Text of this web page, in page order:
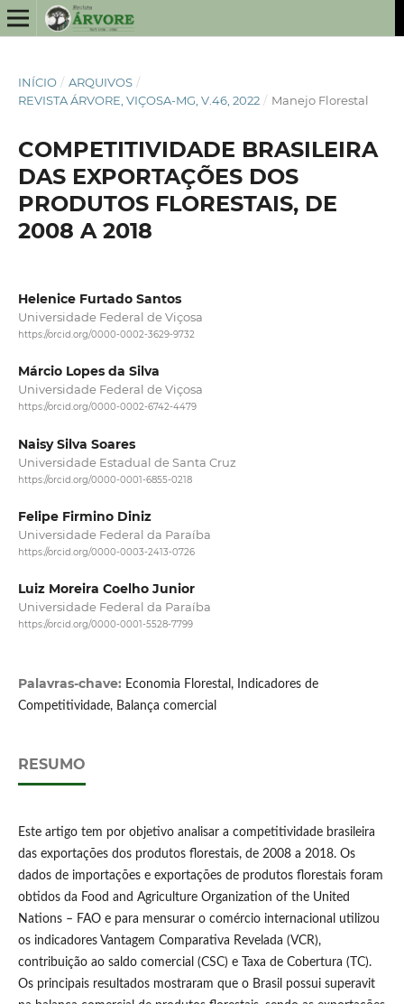
INÍCIO / ARQUIVOS /
REVISTA ÁRVORE, VIÇOSA-MG, V.46, 2022 / Manejo Florestal
COMPETITIVIDADE BRASILEIRA
DAS EXPORTAÇÕES DOS
PRODUTOS FLORESTAIS, DE
2008 A 2018
Helenice Furtado Santos
Universidade Federal de Viçosa
https://orcid.org/0000-0002-3629-9732
Márcio Lopes da Silva
Universidade Federal de Viçosa
https://orcid.org/0000-0002-6742-4479
Naisy Silva Soares
Universidade Estadual de Santa Cruz
https://orcid.org/0000-0001-6855-0218
Felipe Firmino Diniz
Universidade Federal da Paraíba
https://orcid.org/0000-0003-2413-0726
Luiz Moreira Coelho Junior
Universidade Federal da Paraíba
https://orcid.org/0000-0001-5528-7799
Palavras-chave: Economia Florestal, Indicadores de
Competitividade, Balança comercial
RESUMO
Este artigo tem por objetivo analisar a competitividade brasileira
das exportações dos produtos florestais, de 2008 a 2018. Os
dados de importações e exportações de produtos florestais foram
obtidos da Food and Agriculture Organization of the United
Nations – FAO e para mensurar o comércio internacional utilizou
os indicadores Vantagem Comparativa Revelada (VCR),
contribuição ao saldo comercial (CSC) e Taxa de Cobertura (TC).
Os principais resultados mostraram que o Brasil possui superavit